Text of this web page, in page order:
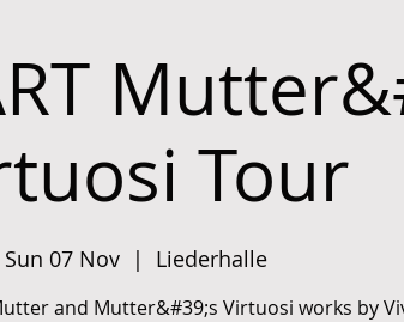
Tour
Sun 07 Nov
  |
Liederhalle
and Mutter&#39;s Virtuosi works by